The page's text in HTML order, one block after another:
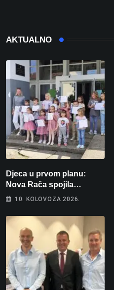
AKTUALNO
Djeca u prvom planu:
Nova Rača spojila
nogomet, programiranje,
projekt
10. KOLOVOZA 2026.